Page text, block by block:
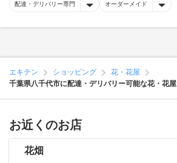
配達・デリバリー専門 オーダーメイド
エキテン ショッピング
花・花屋
千葉県八千代市に配達・デリバリー可能な花・花屋
お近くのお店
花畑